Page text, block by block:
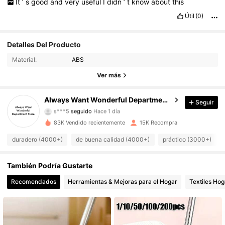
It ’ s good and very useful didn ’ t know about this
Útil (0)
Detalles Del Producto
Material: ABS
Ver más
Always Want Wonderful Department Store
4.84 2.5K Seguidores
s***5
4.84
2.5K Seguidores
4.84 2.5K Seguidores
4.84 2.5K Seguidores
2.5K Seguidores
Seguir
83K Vendido recientemente 15K Recompra
duradero (4000+) de buena calidad (4000+) práctico (3000+)
También Podría Gustarte
Recomendados Herramientas & Mejoras para el Hogar Textiles